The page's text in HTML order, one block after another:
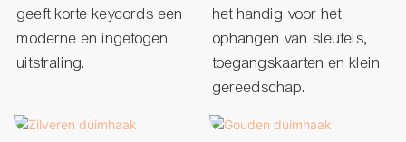
geeft korte keycords een
moderne en ingetogen
uitstraling.
het handig voor het
ophangen van sleutels,
toegangskaarten en klein
gereedschap.